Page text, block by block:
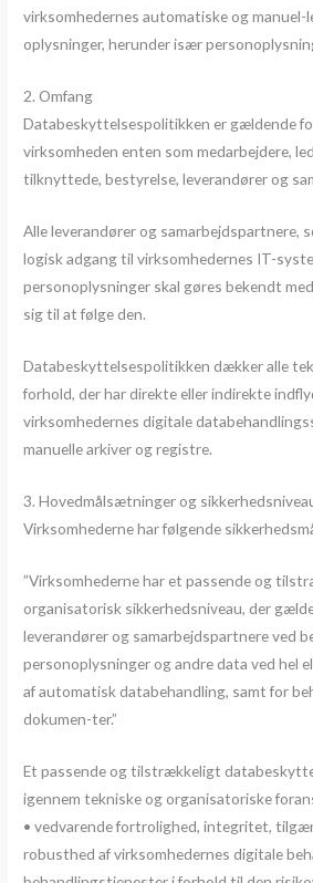
virksomhedernes automatiske og manuel-
oplysninger, herunder især
2. Omfang
Databeskyttelsespolitikken er gældende
virksomheden enten som medarbejdere,
tilknyttede, bestyrelse, leverandører og
Alle leverandører og samarbejdspartnere,
logisk adgang til virksomhedernes IT-
personoplysninger skal gøres bekendt
sig til at følge den.
Databeskyttelsespolitikken dækker alle
forhold, der har direkte eller indirekte
virksomhedernes digitale
manuelle arkiver og registre.
3. Hovedmålsætninger og
Virksomhederne har følgende
”Virksomhederne har et passende og
organisatorisk sikkerhedsniveau, der
leverandører og samarbejdspartnere ved
personoplysninger og andre data ved hel
af automatisk databehandling, samt for
dokumen-ter.”
Et passende og tilstrækkeligt
igennem tekniske og organisatoriske
• vedvarende fortrolighed, integritet,
robusthed af virksomhedernes digitale